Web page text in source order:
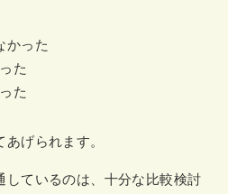
かった
た
た
げられます。
しているのは、十分な比較検討